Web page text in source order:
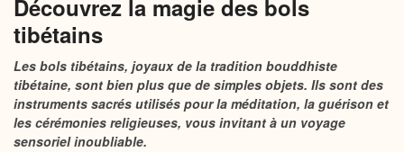
Découvrez la magie des bols
tibétains
Les bols tibétains, joyaux de la tradition bouddhiste
tibétaine, sont bien plus que de simples objets. Ils sont des
instruments sacrés utilisés pour la méditation, la guérison et
les cérémonies religieuses, vous invitant à un voyage
sensoriel inoubliable.